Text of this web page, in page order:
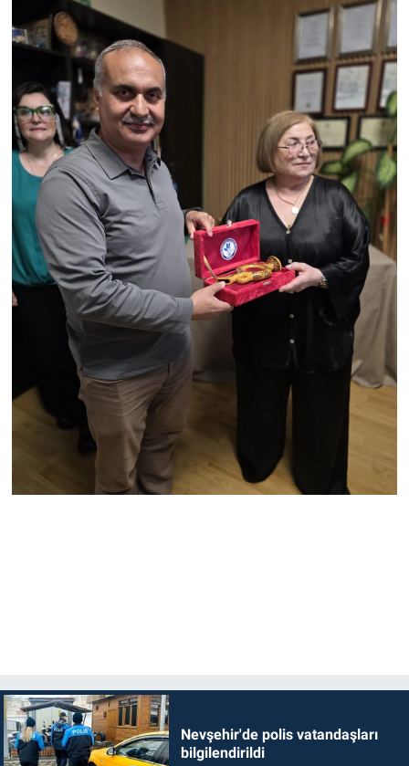
Nevşehir'de polis vatandaşları
bilgilendirildi